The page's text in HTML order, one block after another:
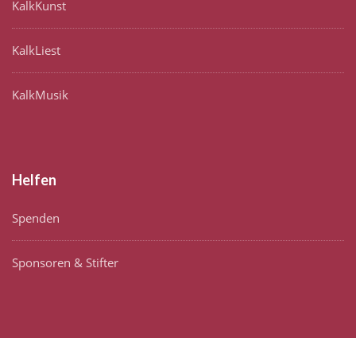
KalkKunst
KalkLiest
KalkMusik
Helfen
Spenden
Sponsoren & Stifter